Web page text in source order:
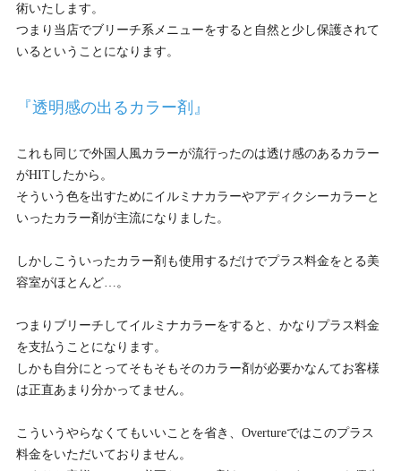
術いたします。
つまり当店でブリーチ系メニューをすると自然と少し保護されて
いるということになります。
『透明感の出るカラー剤』
これも同じで外国人風カラーが流行ったのは透け感のあるカラー
がHITしたから。
そういう色を出すためにイルミナカラーやアディクシーカラーと
いったカラー剤が主流になりました。
しかしこういったカラー剤も使用するだけでプラス料金をとる美
容室がほとんど…。
つまりブリーチしてイルミナカラーをすると、かなりプラス料金
を支払うことになります。
しかも自分にとってそもそもそのカラー剤が必要かなんてお客様
は正直あまり分かってません。
こういうやらなくてもいいことを省き、Overtureではこのプラス
料金をいただいておりません。